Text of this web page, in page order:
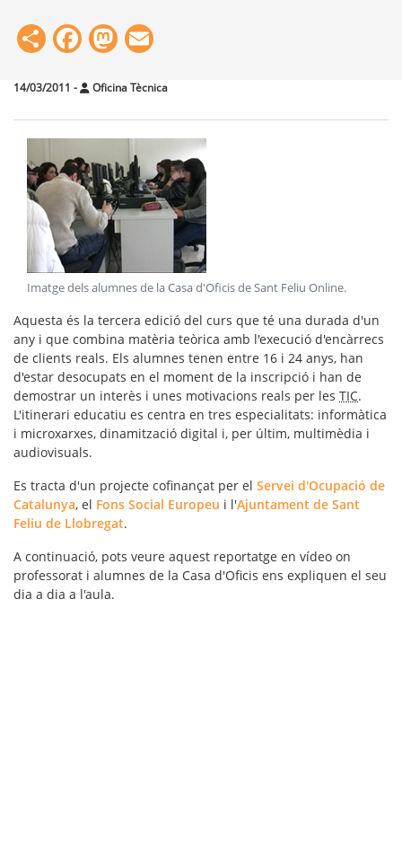
ShareFacebook
Mastodon
14/03/2011 - Oficina Tècnica
Imatge dels alumnes de la Casa d'Oficis de Sant Feliu Online.
Aquesta és la tercera edició del curs que té una durada d'un
any i que combina matèria teòrica amb l'execució d'encàrrecs
de clients reals. Els alumnes tenen entre 16 i 24 anys, han
d'estar desocupats en el moment de la inscripció i han de
demostrar un interès i unes motivacions reals per les TIC.
L'itinerari educatiu es centra en tres especialitats: informàtica
i microxarxes, dinamització digital i, per últim, multimèdia i
audiovisuals.
Es tracta d'un projecte cofinançat per el Servei d'Ocupació de
Catalunya, el Fons Social Europeu i l'Ajuntament de Sant
Feliu de Llobregat.
A continuació, pots veure aquest reportatge en vídeo on
professorat i alumnes de la Casa d'Oficis ens expliquen el seu
dia a dia a l'aula.